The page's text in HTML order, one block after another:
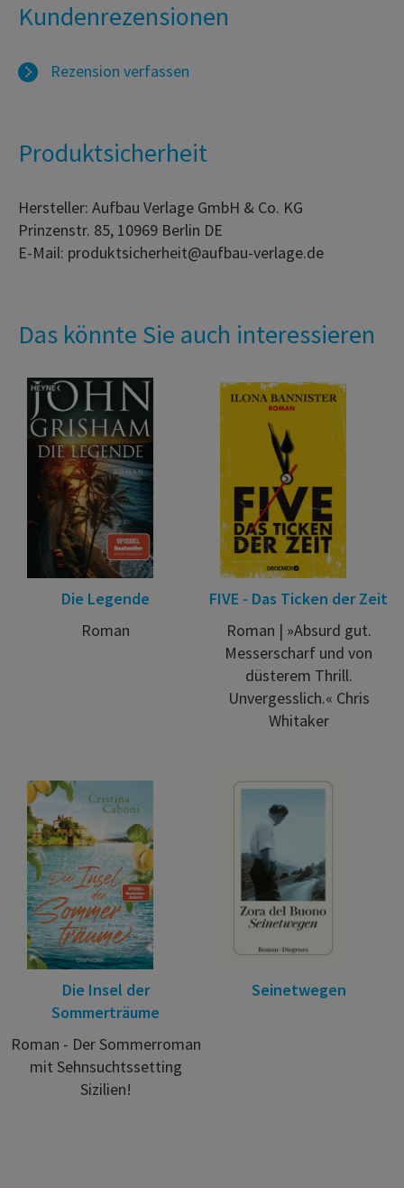
Kundenrezensionen
Rezension verfassen
Produktsicherheit
Hersteller: Aufbau Verlage GmbH & Co. KG
Prinzenstr. 85, 10969 Berlin DE
E-Mail: produktsicherheit@aufbau-verlage.de
Das könnte Sie auch interessieren
Die Legende
Roman
FIVE - Das Ticken der Zeit
Roman | »Absurd gut.
Messerscharf und von
düsterem Thrill.
Unvergesslich.« Chris
Whitaker
Die Insel der
Sommerträume
Roman - Der Sommerroman
mit Sehnsuchtssetting
Sizilien!
Seinetwegen